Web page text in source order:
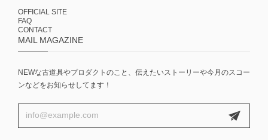
OFFICIAL SITE
FAQ
CONTACT
MAIL MAGAZINE
NEWな古道具やプロダクトのこと、伝えたいストーリーや今月のスコー
ンなどをお知らせしてます！